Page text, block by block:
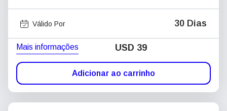
Válido Por 30 Dias
Mais informações USD 39
Adicionar ao carrinho